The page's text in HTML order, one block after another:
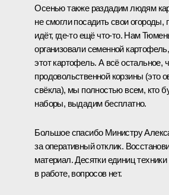
Осенью также раздадим людям
не смогли посадить свои огороды,
идёт, где‑то ещё что‑то. Нам
организовали семенной
этот картофель. А всё остальное,
продовольственной корзины (это
свёкла), мы полностью всем, кто
наборы, выдадим бесплатно.
Большое спасибо Министру
за оперативный отклик.
материал. Десятки единиц техники
в работе, вопросов нет.